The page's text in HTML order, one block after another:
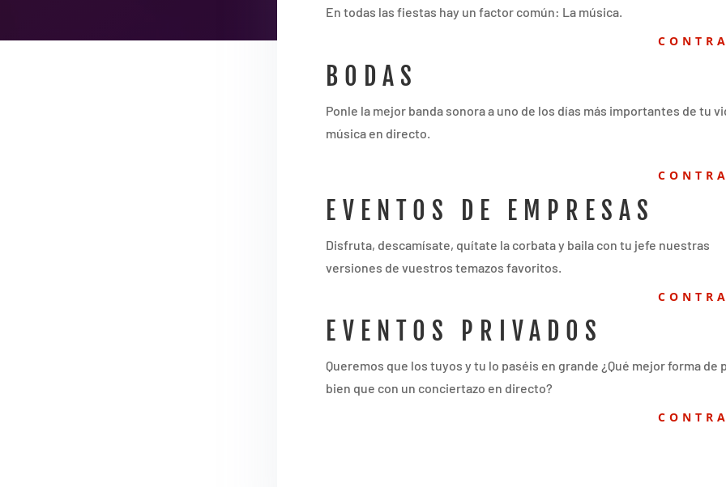
En todas las fiestas hay un factor común: La música.
BODAS
Ponle la mejor banda sonora a uno de los días más importantes de tu
música en directo.
EVENTOS DE EMPRESAS
Disfruta, descamísate, quítate la corbata y baila con tu jefe nuestras
versiones de vuestros temazos favoritos.
EVENTOS PRIVADOS
Queremos que los tuyos y tu lo paséis en grande ¿Qué mejor forma de
bien que con un conciertazo en directo?